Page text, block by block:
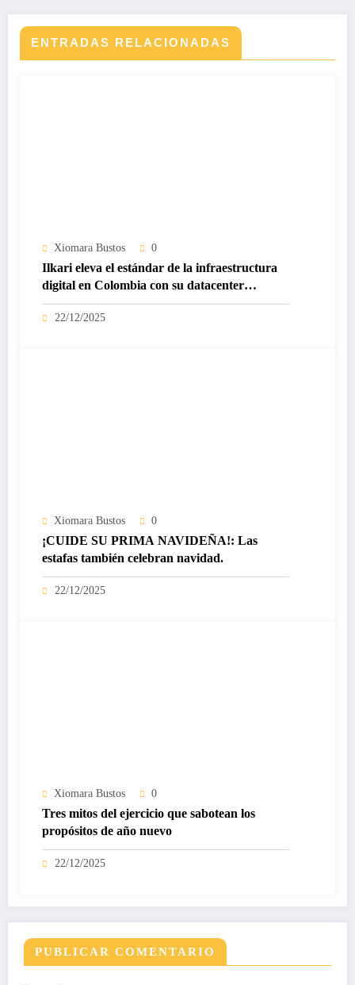
ENTRADAS RELACIONADAS
Xiomara Bustos 0
Ilkari eleva el estándar de la infraestructura
digital en Colombia con su datacenter
certificado Nivel IV de ICREA
22/12/2025
Xiomara Bustos 0
¡CUIDE SU PRIMA NAVIDEÑA!: Las
estafas también celebran navidad.
22/12/2025
Xiomara Bustos 0
Tres mitos del ejercicio que sabotean los
propósitos de año nuevo
22/12/2025
PUBLICAR COMENTARIO